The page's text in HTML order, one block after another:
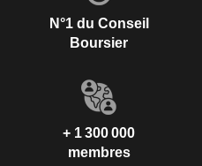
N°1 du Conseil
Boursier
+ 1 300 000
membres